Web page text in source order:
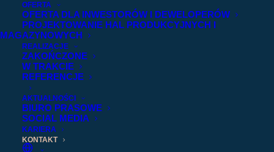
OFERTA
OFERTA DLA INWESTORÓW I DEWELOPERÓW
PROJEKTOWANIE HAL PRODUKCYJNYCH I
MAGAZYNOWYCH
REALIZACJE
ZAKOŃCZONE
W TRAKCIE
REFERENCJE
AKTUALNOŚCI
BIURO PRASOWE
SOCIAL MEDIA
KARIERA
KONTAKT
DANE KONTAKTOWE